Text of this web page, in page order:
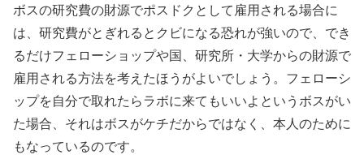
ボスの研究費の財源でポスドクとして雇用される場合に
は、研究費がとぎれるとクビになる恐れが強いので、でき
るだけフェローショップや国、研究所・大学からの財源で
雇用される方法を考えたほうがよいでしょう。フェローシ
ップを自分で取れたらラボに来てもいいよというボスがい
た場合、それはボスがケチだからではなく、本人のために
もなっているのです。